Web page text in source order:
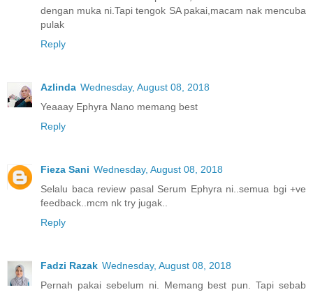
dengan muka ni.Tapi tengok SA pakai,macam nak mencuba
pulak
Reply
Azlinda Wednesday, August 08, 2018
Yeaaay Ephyra Nano memang best
Reply
Fieza Sani Wednesday, August 08, 2018
Selalu baca review pasal Serum Ephyra ni..semua bgi +ve
feedback..mcm nk try jugak..
Reply
Fadzi Razak Wednesday, August 08, 2018
Pernah pakai sebelum ni. Memang best pun. Tapi sebab